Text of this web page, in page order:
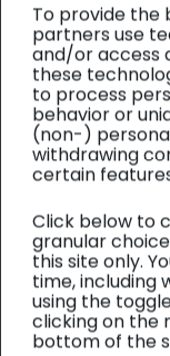
To provide the
partners use
and/or access
these
to process
behavior or
(non-)
withdrawing
certain
Click below to
granular
this site only.
time, including
using the
clicking on the
bottom of the